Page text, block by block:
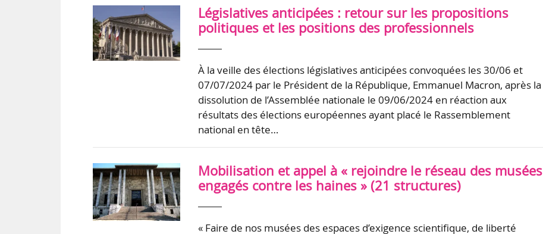
Législatives anticipées : retour sur les propositions
politiques et les positions des professionnels
À la veille des élections législatives anticipées convoquées les 30/06 et
07/07/2024 par le Président de la République, Emmanuel Macron, après la
dissolution de l’Assemblée nationale le 09/06/2024 en réaction aux
résultats des élections européennes ayant placé le Rassemblement
national en tête…
Mobilisation et appel à « rejoindre le réseau des musées
engagés contre les haines » (21 structures)
« Faire de nos musées des espaces d’exigence scientifique, de liberté